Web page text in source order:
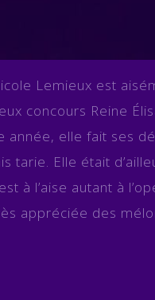
Lemieux est
concours Reine
elle fait ses
tarie. Elle était
à l’aise autant à
appréciée des